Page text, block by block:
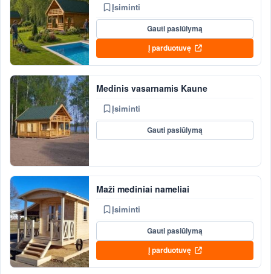
Įsiminti
Gauti pasiūlymą
Į parduotuvę
Medinis vasarnamis Kaune
Įsiminti
Gauti pasiūlymą
Maži mediniai nameliai
Įsiminti
Gauti pasiūlymą
Į parduotuvę